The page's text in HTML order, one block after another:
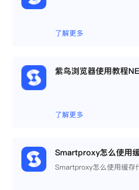
了解更多
紫鸟浏览器使用教程
了解更多
Smartproxy怎么使用
Smartproxy怎么使用缓存